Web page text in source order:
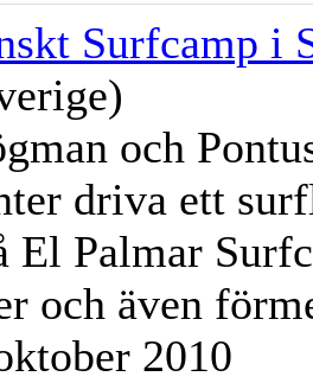
Surfcamp i
och
driva ett
El Palmar
och även
2010